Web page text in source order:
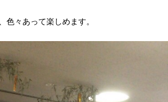
々あって楽しめます。